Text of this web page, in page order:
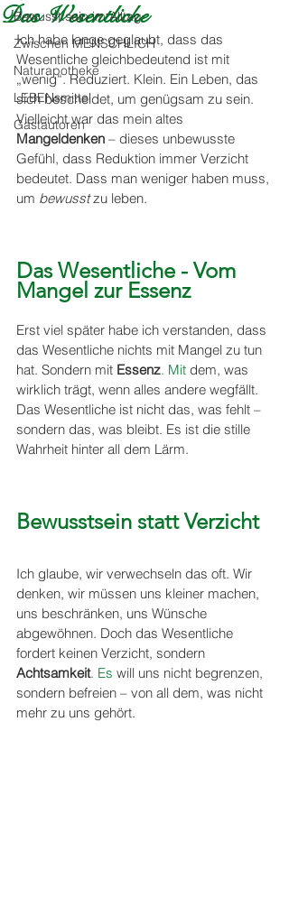
Bewusst:sein im Alltag
Zwischen MENSCHLICH
Naturapotheke
LEBENsmittel
Gastautoren
Das Wesentliche
Ich habe lange geglaubt, dass das
Wesentliche gleichbedeutend ist mit
„wenig“. Reduziert. Klein. Ein Leben, das
sich bescheidet, um genügsam zu sein.
Vielleicht war das mein altes
Mangeldenken – dieses unbewusste
Gefühl, dass Reduktion immer Verzicht
bedeutet. Dass man weniger haben muss,
um bewusst zu leben.
Das Wesentliche - Vom
Mangel zur Essenz
Erst viel später habe ich verstanden, dass
das Wesentliche nichts mit Mangel zu tun
hat. Sondern mit Essenz. Mit dem, was
wirklich trägt, wenn alles andere wegfällt.
Das Wesentliche ist nicht das, was fehlt –
sondern das, was bleibt. Es ist die stille
Wahrheit hinter all dem Lärm.
Bewusstsein statt Verzicht
Ich glaube, wir verwechseln das oft. Wir
denken, wir müssen uns kleiner machen,
uns beschränken, uns Wünsche
abgewöhnen. Doch das Wesentliche
fordert keinen Verzicht, sondern
Achtsamkeit. Es will uns nicht begrenzen,
sondern befreien – von all dem, was nicht
mehr zu uns gehört.